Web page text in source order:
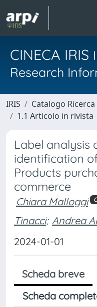
CINECA IRIS
Research
IRIS Catalogo
1.1 Articolo in rivista
Label analysis
identification
Products
commerce
Chiara Malloggi
Tinacci; Andrea
2024-01-01
Scheda breve
Scheda